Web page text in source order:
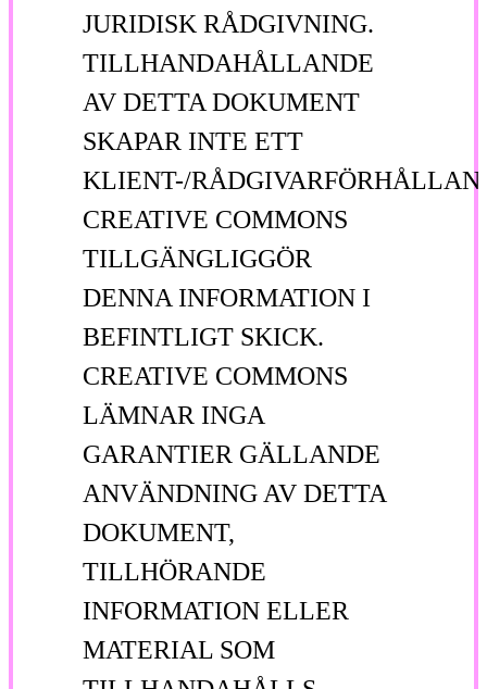
JURIDISK RÅDGIVNING.
TILLHANDAHÅLLANDE
AV DETTA DOKUMENT
SKAPAR INTE ETT
KLIENT-/
CREATIVE COMMONS
TILLGÄNGLIGGÖR
DENNA INFORMATION I
BEFINTLIGT SKICK.
CREATIVE COMMONS
LÄMNAR INGA
GARANTIER GÄLLANDE
ANVÄNDNING AV DETTA
DOKUMENT,
TILLHÖRANDE
INFORMATION ELLER
MATERIAL SOM